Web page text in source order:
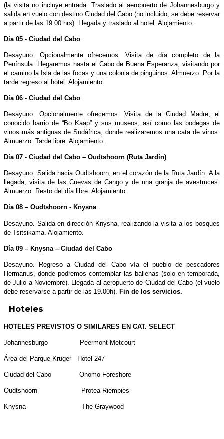
(la visita no incluye entrada. Traslado al aeropuerto de Johannesburgo y
salida en vuelo con destino Ciudad del Cabo (no incluido, se debe reservar
a partir de las 19.00 hrs). Llegada y traslado al hotel. Alojamiento.
Día 05 - Ciudad del Cabo
Desayuno. Opcionalmente ofrecemos: Visita de día completo de la
Península. Llegaremos hasta el Cabo de Buena Esperanza, visitando por
el camino la Isla de las focas y una colonia de pingüinos. Almuerzo. Por la
tarde regreso al hotel. Alojamiento.
Día 06 - Ciudad del Cabo
Desayuno. Opcionalmente ofrecemos: Visita de la Ciudad Madre, el
conocido barrio de “Bo Kaap” y sus museos, así como las bodegas de
vinos más antiguas de Sudáfrica, donde realizaremos una cata de vinos.
Almuerzo. Tarde libre. Alojamiento.
Día 07 - Ciudad del Cabo – Oudtshoorn (Ruta Jardín)
Desayuno. Salida hacia Oudtshoorn, en el corazón de la Ruta Jardín. A la
llegada, visita de las Cuevas de Cango y de una granja de avestruces.
Almuerzo. Resto del día libre. Alojamiento.
Día 08 – Oudtshoorn - Knysna
Desayuno. Salida en dirección Knysna, realizando la visita a los bosques
de Tsitsikama. Alojamiento.
Día 09 – Knysna – Ciudad del Cabo
Desayuno. Regreso a Ciudad del Cabo vía el pueblo de pescadores
Hermanus, donde podremos contemplar las ballenas (solo en temporada,
de Julio a Noviembre). Llegada al aeropuerto de Ciudad del Cabo (el vuelo
debe reservarse a partir de las 19.00h). Fin de los servicios.
Hoteles
HOTELES PREVISTOS O SIMILARES EN CAT. SELECT
Johannesburgo Peermont Metcourt
Área del Parque Kruger Hotel 247
Ciudad del Cabo Onomo Foreshore
Oudtshoorn Protea Riempies
Knysna The Graywood